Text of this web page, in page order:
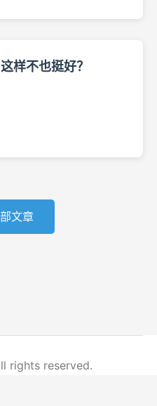
样不也挺好？
文章
rights reserved.